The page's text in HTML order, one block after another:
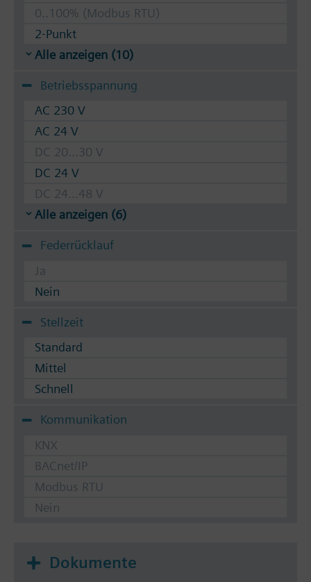
0..100% (Modbus RTU)
2-Punkt
Alle anzeigen (10)
Betriebsspannung
AC 230 V
AC 24 V
DC 20...30 V
DC 24 V
DC 24...48 V
Alle anzeigen (6)
Federrücklauf
Ja
Nein
Stellzeit
Standard
Mittel
Schnell
Kommunikation
KNX
BACnet/IP
Modbus RTU
Nein
Dokumente